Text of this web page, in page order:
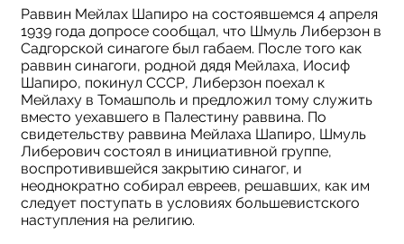
Раввин Мейлах Шапиро на состоявшемся 4 апреля
1939 года допросе сообщал, что Шмуль Либерзон в
Садгорской синагоге был габаем. После того как
раввин синагоги, родной дядя Мейлаха, Иосиф
Шапиро, покинул СССР, Либерзон поехал к
Мейлаху в Томашполь и предложил тому служить
вместо уехавшего в Палестину раввина. По
свидетельству раввина Мейлаха Шапиро, Шмуль
Либерович состоял в инициативной группе,
воспротивившейся закрытию синагог, и
неоднократно собирал евреев, решавших, как им
следует поступать в условиях большевистского
наступления на религию.